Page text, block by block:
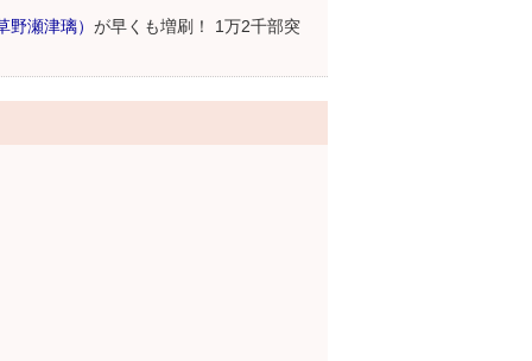
野瀬津璃） が早くも増刷！ 1万2千部突